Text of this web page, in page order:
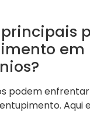
em
podem
Aqui